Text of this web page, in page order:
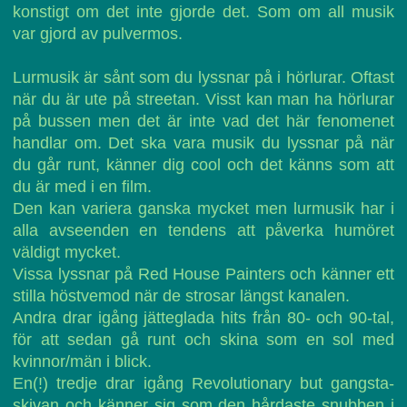
konstigt om det inte gjorde det. Som om all musik
var gjord av pulvermos.
Lurmusik är sånt som du lyssnar på i hörlurar. Oftast
när du är ute på streetan. Visst kan man ha hörlurar
på bussen men det är inte vad det här fenomenet
handlar om. Det ska vara musik du lyssnar på när
du går runt, känner dig cool och det känns som att
du är med i en film.
Den kan variera ganska mycket men lurmusik har i
alla avseenden en tendens att påverka humöret
väldigt mycket.
Vissa lyssnar på Red House Painters och känner ett
stilla höstvemod när de strosar längst kanalen.
Andra drar igång jätteglada hits från 80- och 90-tal,
för att sedan gå runt och skina som en sol med
kvinnor/män i blick.
En(!) tredje drar igång Revolutionary but gangsta-